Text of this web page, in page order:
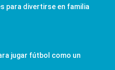
para divertirse en familia
jugar fútbol como un